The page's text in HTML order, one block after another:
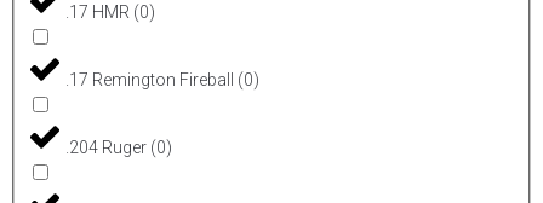
.17 HMR (0)
.17 Remington Fireball (0)
.204 Ruger (0)